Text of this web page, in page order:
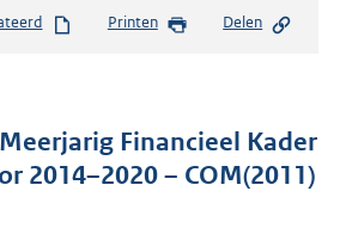
s
d
s
g
Printen Delen
Financieel Kader
2014–2020 – COM(2011)